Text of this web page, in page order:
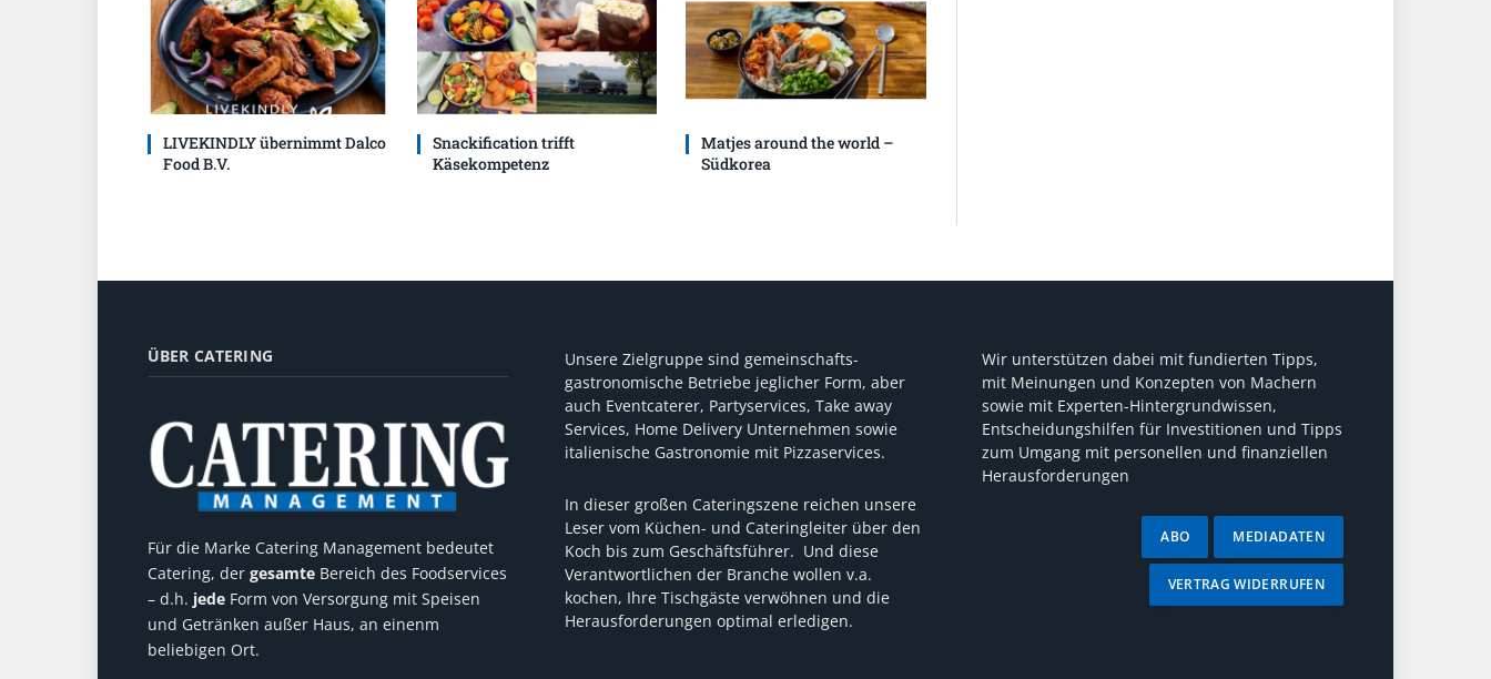
LIVEKINDLY übernimmt Dalco
Food B.V.
Snackification trifft
Käsekompetenz
Matjes around the world –
Südkorea
ÜBER CATERING
Für die Marke Catering Management bedeutet
Catering, der gesamte Bereich des Foodservices
– d.h. jede Form von Versorgung mit Speisen
und Getränken außer Haus, an einenm
beliebigen Ort.
Unsere Zielgruppe sind gemeinschafts-
gastronomische Betriebe jeglicher Form, aber
auch Eventcaterer, Partyservices, Take away
Services, Home Delivery Unternehmen sowie
italienische Gastronomie mit Pizzaservices.
In dieser großen Cateringszene reichen unsere
Leser vom Küchen- und Cateringleiter über den
Koch bis zum Geschäftsführer. Und diese
Verantwortlichen der Branche wollen v.a.
kochen, Ihre Tischgäste verwöhnen und die
Herausforderungen optimal erledigen.
Wir unterstützen dabei mit fundierten Tipps,
mit Meinungen und Konzepten von Machern
sowie mit Experten-Hintergrundwissen,
Entscheidungshilfen für Investitionen und Tipps
zum Umgang mit personellen und finanziellen
Herausforderungen
MEDIADATEN
ABO
VERTRAG WIDERRUFEN